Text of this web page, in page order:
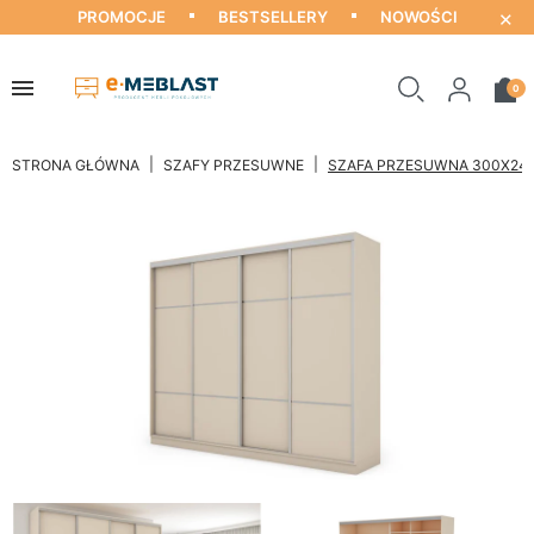
PROMOCJE BESTSELLERY NOWOŚCI ×
0
STRONA GŁÓWNA SZAFY PRZESUWNE SZAFA PRZESUWNA